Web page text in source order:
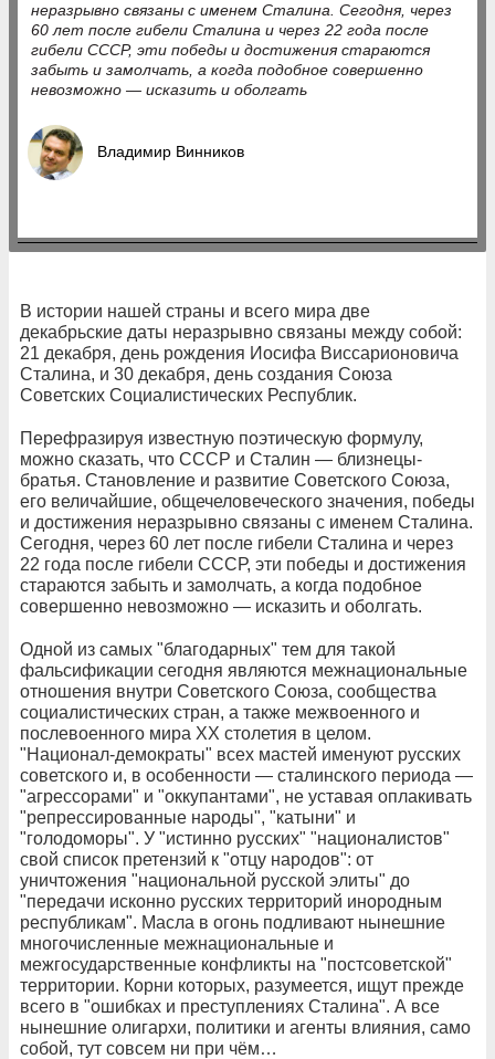
неразрывно связаны с именем Сталина. Сегодня, через
60 лет после гибели Сталина и через 22 года после
гибели СССР, эти победы и достижения стараются
забыть и замолчать, а когда подобное совершенно
невозможно — исказить и оболгать
Владимир Винников
В истории нашей страны и всего мира две
декабрьские даты неразрывно связаны между собой:
21 декабря, день рождения Иосифа Виссарионовича
Сталина, и 30 декабря, день создания Союза
Советских Социалистических Республик.
Перефразируя известную поэтическую формулу,
можно сказать, что СССР и Сталин — близнецы-
братья. Становление и развитие Советского Союза,
его величайшие, общечеловеческого значения, победы
и достижения неразрывно связаны с именем Сталина.
Сегодня, через 60 лет после гибели Сталина и через
22 года после гибели СССР, эти победы и достижения
стараются забыть и замолчать, а когда подобное
совершенно невозможно — исказить и оболгать.
Одной из самых "благодарных" тем для такой
фальсификации сегодня являются межнациональные
отношения внутри Советского Союза, сообщества
социалистических стран, а также межвоенного и
послевоенного мира ХХ столетия в целом.
"Национал-демократы" всех мастей именуют русских
советского и, в особенности — сталинского периода —
"агрессорами" и "оккупантами", не уставая оплакивать
"репрессированные народы", "катыни" и
"голодоморы". У "истинно русских" "националистов"
свой список претензий к "отцу народов": от
уничтожения "национальной русской элиты" до
"передачи исконно русских территорий инородным
республикам". Масла в огонь подливают нынешние
многочисленные межнациональные и
межгосударственные конфликты на "постсоветской"
территории. Корни которых, разумеется, ищут прежде
всего в "ошибках и преступлениях Сталина". А все
нынешние олигархи, политики и агенты влияния, само
собой, тут совсем ни при чём…